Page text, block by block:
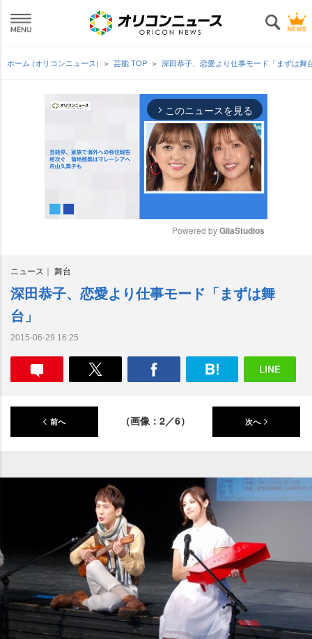
ホーム (オリコンニュース) 芸能 TOP 深田恭子、恋愛より仕事モード「まずは舞
arrow_forward_ios このニュースを見る
e
Powered by GliaStudios
ニュース 舞台
深田恭子、恋愛より仕事モード「まずは舞
台」
2015-06-29 16:25
前へ （画像：2／6） 次へ